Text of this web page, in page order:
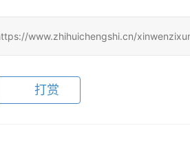
www.zhihuichengshi.cn/
打赏